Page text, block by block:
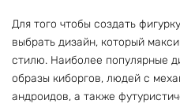
Для того чтобы создать
выбрать дизайн, который
стилю. Наиболее популярные
образы киборгов, людей с
андроидов, а также